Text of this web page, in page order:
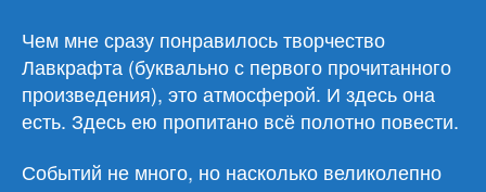
Лавкрафт
«Морок
над
Инсмутом»
Чем мне сразу понравилось творчество
Лавкрафта (буквально с первого прочитанного
произведения), это атмосферой. И здесь она
есть. Здесь ею пропитано всё полотно повести.
Событий не много, но насколько великолепно